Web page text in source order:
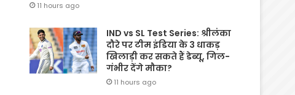
11 hours ago
IND vs SL Test Series: श्रीलंका
दौरे पर टीम इंडिया के 3 धाकड़
खिलाड़ी कर सकते हैं डेब्यू, गिल-
गंभीर देंगे मौका?
11 hours ago